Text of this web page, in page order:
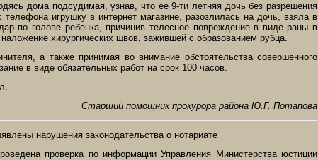
дома подсудимая, узнав, что ее 9-ти летняя дочь без разрешения
игрушку в интернет магазине, разозлилась на дочь, взяла в
по голове ребенка, причинив телесное повреждение в виде раны в
хирургических швов, зажившей с образованием рубца.
а также принимая во внимание обстоятельства совершенного
в виде обязательных работ на срок 100 часов.
Старший помощник прокурора района Ю.Г. Потапова
нарушения законодательства о нотариате
проверка по информации Управления Министерства юстиции